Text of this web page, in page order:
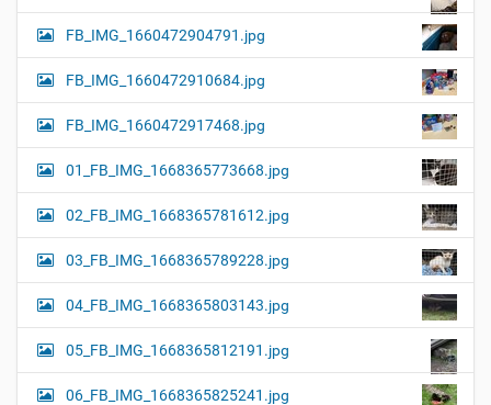
FB_IMG_1660472904791.jpg
FB_IMG_1660472910684.jpg
FB_IMG_1660472917468.jpg
01_FB_IMG_1668365773668.jpg
02_FB_IMG_1668365781612.jpg
03_FB_IMG_1668365789228.jpg
04_FB_IMG_1668365803143.jpg
05_FB_IMG_1668365812191.jpg
06_FB_IMG_1668365825241.jpg